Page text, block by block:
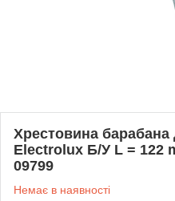
Хрестовина
Electrolux Б/У L = 122
09799
Немає в наявності